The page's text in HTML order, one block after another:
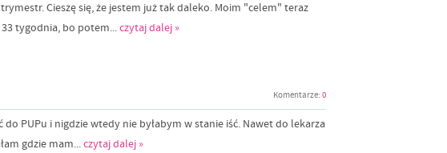
Cieszę się, że jestem już tak daleko. Moim "celem" teraz
tygodnia, bo potem...czytaj dalej »
Komentarze: 0
do PUPu i nigdzie wtedy nie byłabym w stanie iść. Nawet do lekarza
gdzie mam...czytaj dalej »